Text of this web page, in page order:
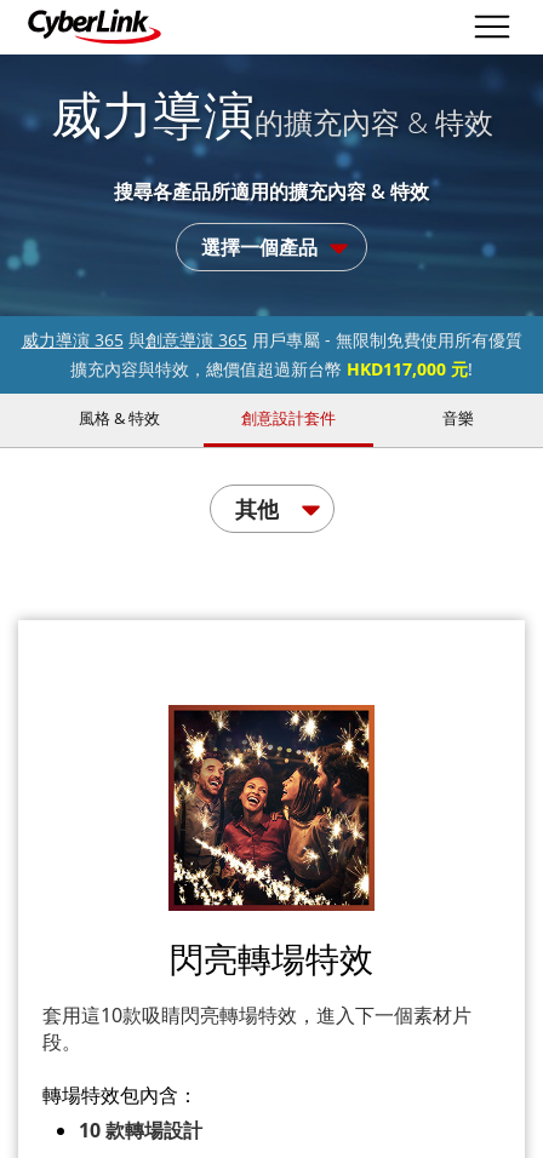
威力導演的擴充內容 & 特效
搜尋各產品所適用的擴充內容 & 特效
選擇一個產品
威力導演 365與創意導演 365用戶專屬 - 無限制免費使用所有優質
擴充內容與特效，總價值超過新台幣 HKD117,000 元!
風格 & 特效 創意設計套件 音樂
其他
閃亮轉場特效
套用這10款吸睛閃亮轉場特效，進入下一個素材片
段。
轉場特效包內含：
10 款轉場設計